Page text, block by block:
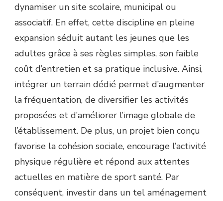
UNE
TERRAIN
PICKLEBALL
REIMS
?
dynamiser un site scolaire, municipal ou
associatif. En effet, cette discipline en pleine
expansion séduit autant les jeunes que les
adultes grâce à ses règles simples, son faible
coût d’entretien et sa pratique inclusive. Ainsi,
intégrer un terrain dédié permet d’augmenter
la fréquentation, de diversifier les activités
proposées et d’améliorer l’image globale de
l’établissement. De plus, un projet bien conçu
favorise la cohésion sociale, encourage l’activité
physique régulière et répond aux attentes
actuelles en matière de sport santé. Par
conséquent, investir dans un tel aménagement